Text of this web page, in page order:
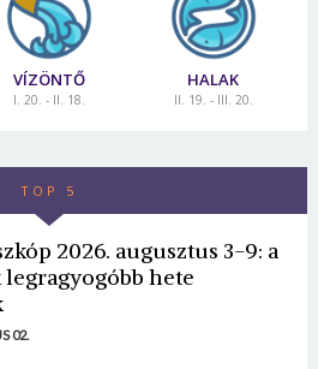
Johannesburg,
Leeds, Nottingham, Velence,
Salzburg
VÍZÖNTŐ
I. 20. - II. 18.
HALAK
II. 19. - III. 20.
TOP 5
2026. augusztus 3-9: a
hete
02.